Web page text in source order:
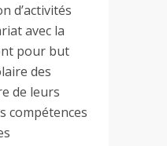
d’activités
avec la
pour but
des
de leurs
compétences